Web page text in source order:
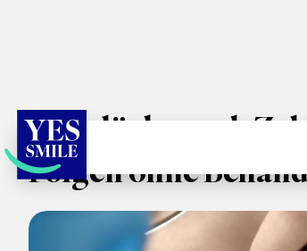
Zahnlücke nach
Folgen ohne